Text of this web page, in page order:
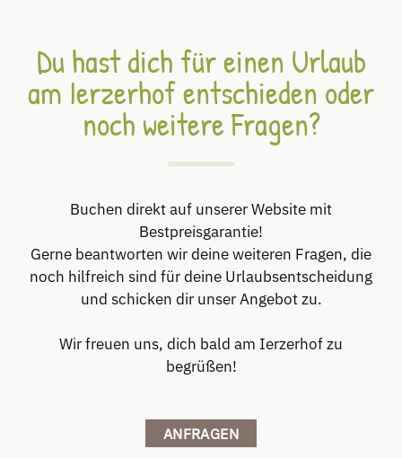
Du hast dich für einen Urlaub
am Ierzerhof entschieden oder
noch weitere Fragen?
Buchen direkt auf unserer Website mit
Bestpreisgarantie!
Gerne beantworten wir deine weiteren Fragen, die
noch hilfreich sind für deine Urlaubsentscheidung
und schicken dir unser Angebot zu.
Wir freuen uns, dich bald am Ierzerhof zu
begrüßen!
ANFRAGEN